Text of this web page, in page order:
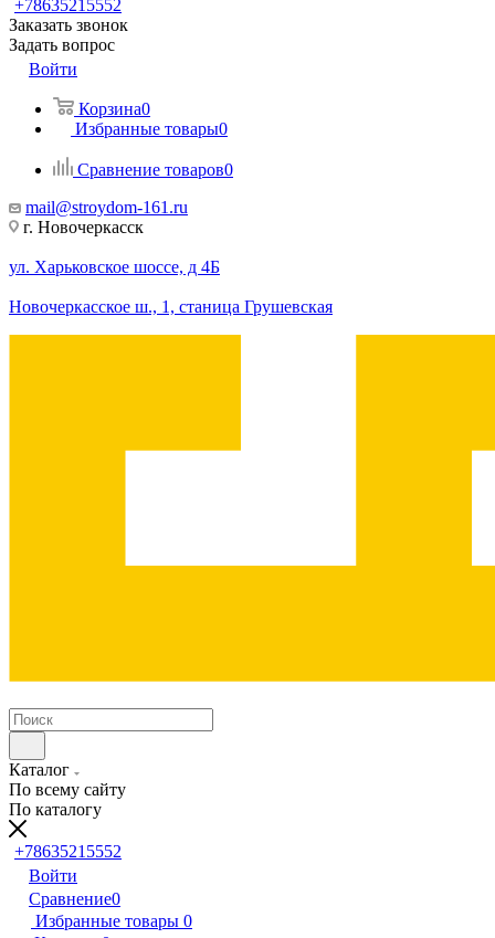
+78635215552
Заказать звонок
Задать вопрос
Войти
Корзина0
Избранные товары0
Сравнение товаров0
mail@stroydom-161.ru
г. Новочеркасск
ул. Харьковское шоссе, д 4Б
Новочеркасское ш., 1, станица Грушевская
Каталог
По всему сайту
По каталогу
+78635215552
Войти
Сравнение0
Избранные товары 0